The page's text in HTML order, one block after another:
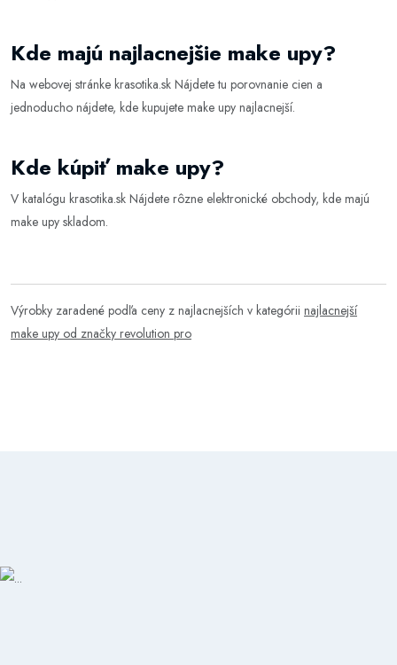
Kde majú najlacnejšie make upy?
Na webovej stránke krasotika.sk Nájdete tu porovnanie cien a
jednoducho nájdete, kde kupujete make upy najlacnejší.
Kde kúpiť make upy?
V katalógu krasotika.sk Nájdete rôzne elektronické obchody, kde majú
make upy skladom.
Výrobky zaradené podľa ceny z najlacnejších v kategórii najlacnejší
make upy od značky revolution pro